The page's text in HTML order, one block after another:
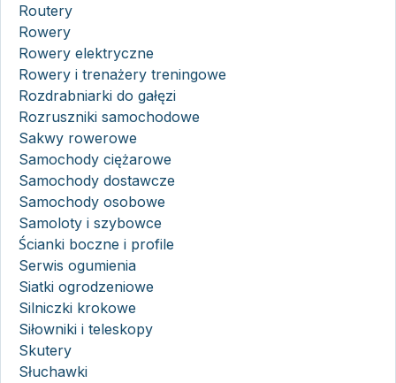
Routery
Rowery
Rowery elektryczne
Rowery i trenażery treningowe
Rozdrabniarki do gałęzi
Rozruszniki samochodowe
Sakwy rowerowe
Samochody ciężarowe
Samochody dostawcze
Samochody osobowe
Samoloty i szybowce
Ścianki boczne i profile
Serwis ogumienia
Siatki ogrodzeniowe
Silniczki krokowe
Siłowniki i teleskopy
Skutery
Słuchawki